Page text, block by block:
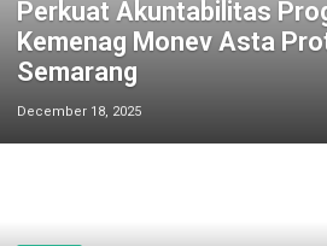
Perkuat Akuntabilitas
Kemenag Monev Asta
Semarang
December 18, 2025